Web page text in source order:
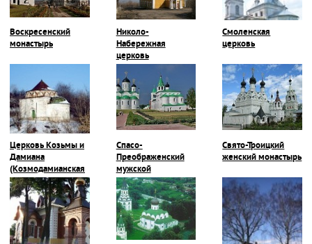
Воскресенский
монастырь
Николо-
Набережная
церковь
Смоленская
церковь
Церковь Козьмы и
Дамиана
(Козмодамианская
церковь)
Спасо-
Преображенский
мужской
монастырь
Свято-Троицкий
женский монастырь